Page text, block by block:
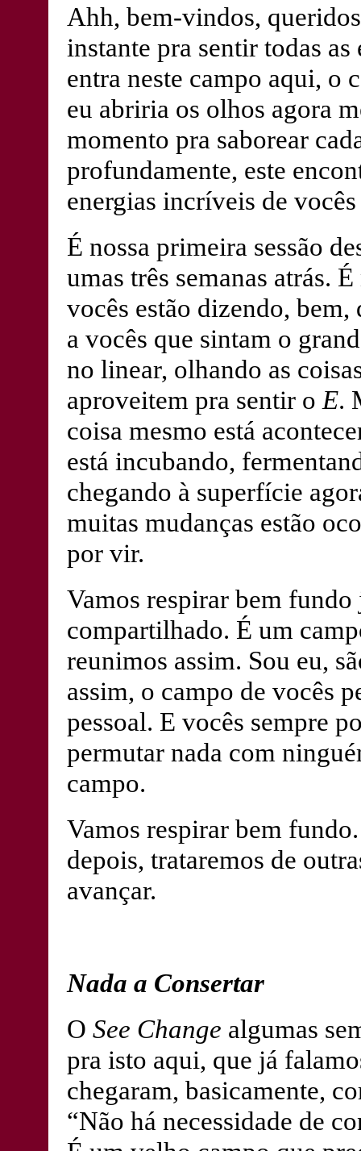
Ahh, bem-vindos,
instante pra sentir todas
entra neste campo aqui, o
eu abriria os olhos agora
momento pra saborear
profundamente, este
energias incríveis de
É nossa primeira sessão
umas três semanas atrás.
vocês estão dizendo,
a vocês que sintam o
no linear, olhando as
aproveitem pra sentir o E.
coisa mesmo está
está incubando,
chegando à superfície
muitas mudanças estão
por vir.
Vamos respirar bem
compartilhado. É um
reunimos assim. Sou eu,
assim, o campo de vocês
pessoal. E vocês sempre
permutar nada com
campo.
Vamos respirar bem
depois, trataremos de
avançar.
Nada a Consertar
O See Change algumas
pra isto aqui, que já
chegaram, basicamente,
“Não há necessidade de